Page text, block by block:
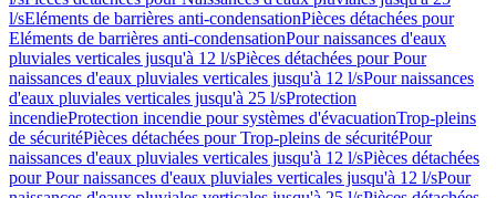
l/sEléments de barrières anti-condensationPièces détachées pour
Eléments de barrières anti-condensationPour naissances d'eaux
pluviales verticales jusqu'à 12 l/sPièces détachées pour Pour
naissances d'eaux pluviales verticales jusqu'à 12 l/sPour naissances
d'eaux pluviales verticales jusqu'à 25 l/sProtection
incendieProtection incendie pour systèmes d'évacuationTrop-pleins
de sécuritéPièces détachées pour Trop-pleins de sécuritéPour
naissances d'eaux pluviales verticales jusqu'à 12 l/sPièces détachées
pour Pour naissances d'eaux pluviales verticales jusqu'à 12 l/sPour